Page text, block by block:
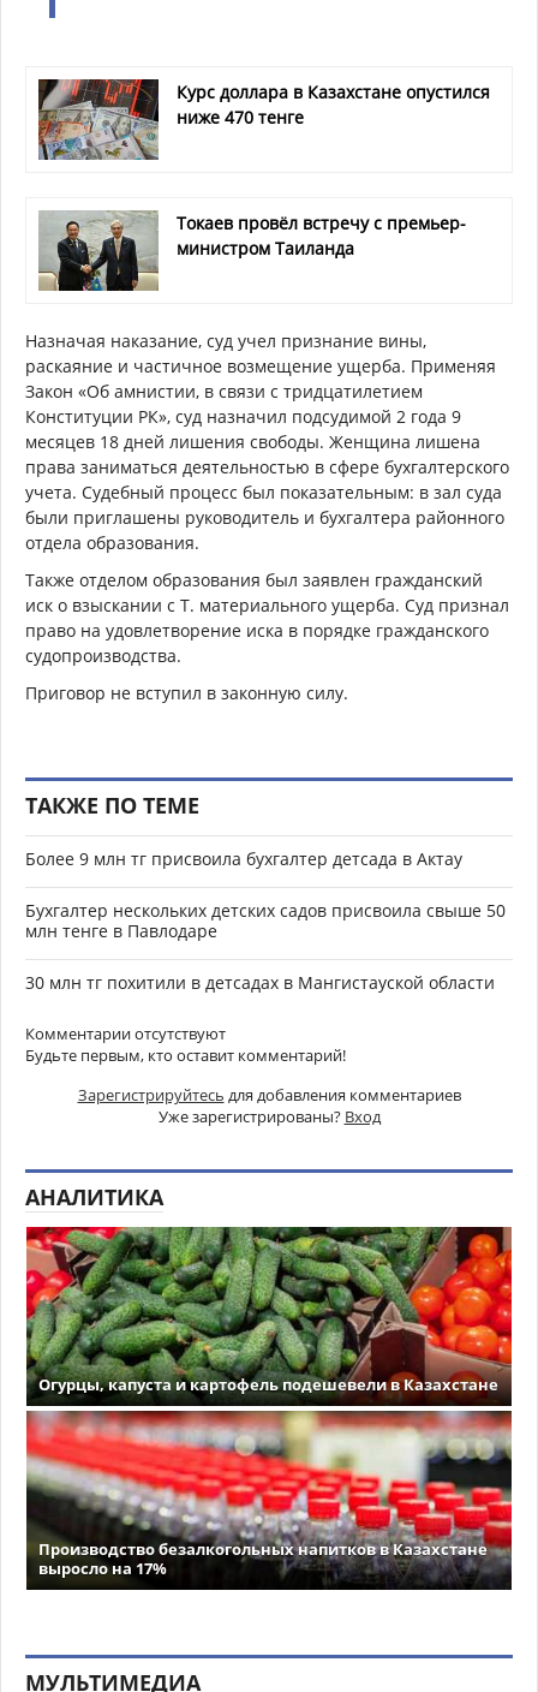
Курс доллара в Казахстане опустился
ниже 470 тенге
Токаев провёл встречу с премьер-
министром Таиланда
Назначая наказание, суд учел признание вины,
раскаяние и частичное возмещение ущерба. Применяя
Закон «Об амнистии, в связи с тридцатилетием
Конституции РК», суд назначил подсудимой 2 года 9
месяцев 18 дней лишения свободы. Женщина лишена
права заниматься деятельностью в сфере бухгалтерского
учета. Судебный процесс был показательным: в зал суда
были приглашены руководитель и бухгалтера районного
отдела образования.
Также отделом образования был заявлен гражданский
иск о взыскании с Т. материального ущерба. Суд признал
право на удовлетворение иска в порядке гражданского
судопроизводства.
Приговор не вступил в законную силу.
ТАКЖЕ ПО ТЕМЕ
Более 9 млн тг присвоила бухгалтер детсада в Актау
Бухгалтер нескольких детских садов присвоила свыше 50
млн тенге в Павлодаре
30 млн тг похитили в детсадах в Мангистауской области
Комментарии отсутствуют
Будьте первым, кто оставит комментарий!
Зарегистрируйтесь для добавления комментариев
Уже зарегистрированы? Вход
АНАЛИТИКА
Огурцы, капуста и картофель подешевели в Казахстане
Производство безалкогольных напитков в Казахстане
выросло на 17%
МУЛЬТИМЕДИА